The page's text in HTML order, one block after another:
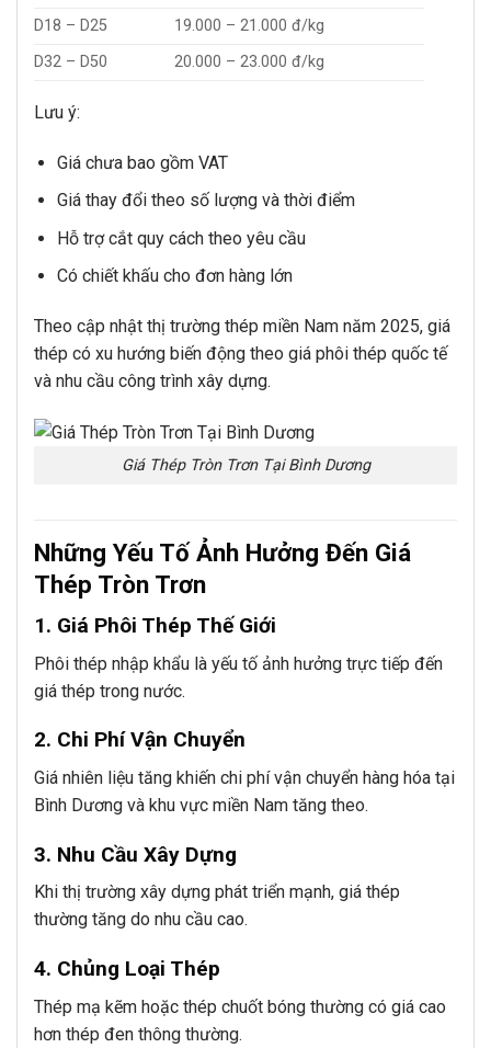
D18 – D25
19.000 – 21.000 đ/kg
D32 – D50
20.000 – 23.000 đ/kg
Lưu ý:
Giá chưa bao gồm VAT
Giá thay đổi theo số lượng và thời điểm
Hỗ trợ cắt quy cách theo yêu cầu
Có chiết khấu cho đơn hàng lớn
Theo cập nhật thị trường thép miền Nam năm 2025, giá
thép có xu hướng biến động theo giá phôi thép quốc tế
và nhu cầu công trình xây dựng.
Giá Thép Tròn Trơn Tại Bình Dương
Những Yếu Tố Ảnh Hưởng Đến Giá
Thép Tròn Trơn
1. Giá Phôi Thép Thế Giới
Phôi thép nhập khẩu là yếu tố ảnh hưởng trực tiếp đến
giá thép trong nước.
2. Chi Phí Vận Chuyển
Giá nhiên liệu tăng khiến chi phí vận chuyển hàng hóa tại
Bình Dương và khu vực miền Nam tăng theo.
3. Nhu Cầu Xây Dựng
Khi thị trường xây dựng phát triển mạnh, giá thép
thường tăng do nhu cầu cao.
4. Chủng Loại Thép
Thép mạ kẽm hoặc thép chuốt bóng thường có giá cao
hơn thép đen thông thường.